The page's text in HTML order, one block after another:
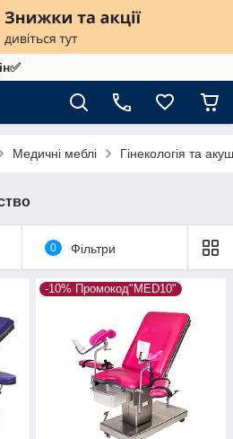
Медичні меблі Гінекологія та
0 Фільтри
-10% Промокод"MED10"